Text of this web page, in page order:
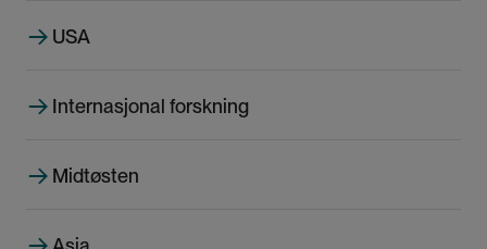
USA
Internasjonal forskning
Midtøsten